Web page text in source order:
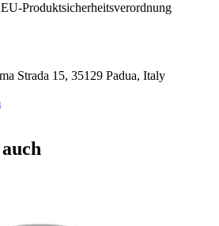
Produktsicherheitsverordnung
Strada 15, 35129 Padua, Italy